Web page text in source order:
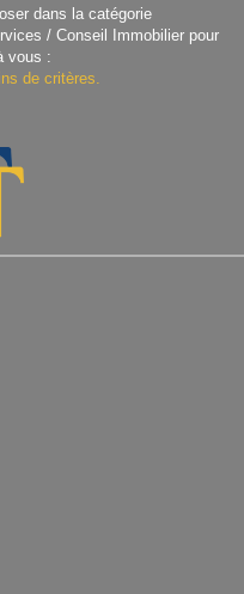
dans la catégorie
/ Conseil Immobilier pour
vous :
de critères.